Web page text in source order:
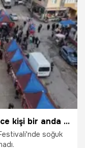
Düzce'de ikinci kez oldu: Yüzlerce kişi bir anda oynamaya başladı
soğuk